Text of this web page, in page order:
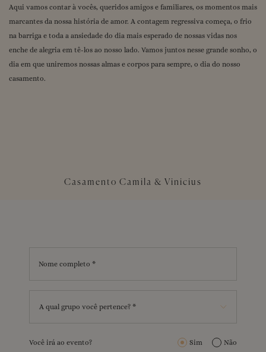
Aqui vamos contar à vocês, queridos amigos e familiares, os momentos mais
marcantes da nossa história de amor. A contagem regressiva começa, o frio
na barriga e toda a ansiedade do dia mais esperado de nossas vidas nos
enche de alegria em tê-los ao nosso lado. Vamos juntos nesse grande sonho, o
dia em que uniremos nossas almas e corpos para sempre, o dia do nosso
casamento.
Casamento Camila & Vinicius
Nome completo *
A qual grupo você pertence? *
Você irá ao evento? Sim Não